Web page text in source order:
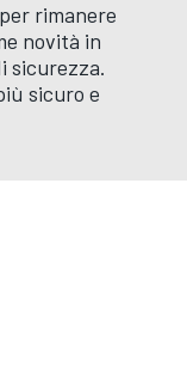
rimanere
novità in
sicurezza.
sicuro e